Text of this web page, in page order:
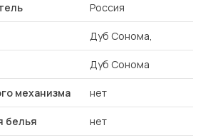
Россия
Дуб Сонома,
Дуб Сонома
механизма нет
белья нет